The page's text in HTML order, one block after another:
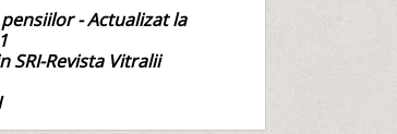
- Actualizat la
SRI-Revista Vitralii